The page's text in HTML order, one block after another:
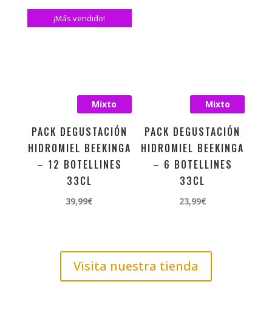
¡Más vendido!
Mixto
PACK DEGUSTACIÓN
HIDROMIEL BEEKINGA
– 12 BOTELLINES
33CL
39,99€
Mixto
PACK DEGUSTACIÓN
HIDROMIEL BEEKINGA
– 6 BOTELLINES
33CL
23,99€
Visita nuestra tienda